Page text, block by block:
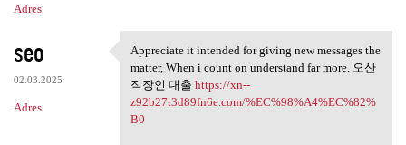
Adres
seo
02.03.2025
Adres
Appreciate it intended for
Appreciate it intended for giving new messages the
matter, When i count on understand far more. 오산
직장인 대출 https://xn--
z92b27t3d89fn6e.com/%EC%98%A4%EC%82%
B0